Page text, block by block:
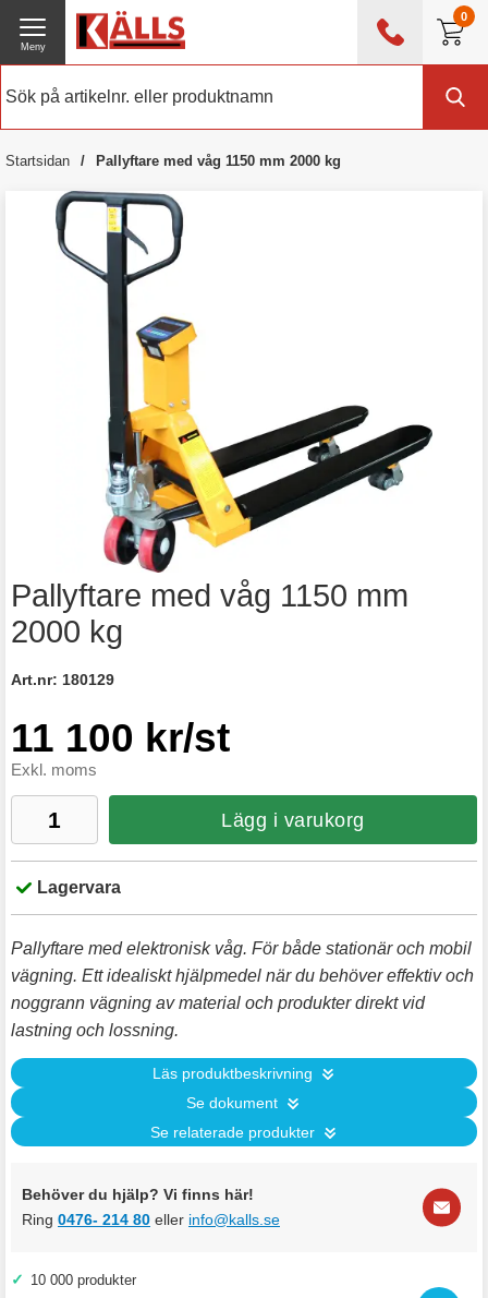
0
0476 - 214 80
Meny
Startsidan Pallyftare med våg 1150 mm 2000 kg
Pallyftare med våg 1150 mm
2000 kg
Art.nr: 180129
11 100 kr/st
Exkl. moms
Lägg i varukorg
Lagervara
Pallyftare med elektronisk våg. För både stationär och mobil
vägning. Ett idealiskt hjälpmedel när du behöver effektiv och
noggrann vägning av material och produkter direkt vid
lastning och lossning.
Läs produktbeskrivning
Se dokument
Se relaterade produkter
Behöver du hjälp? Vi finns här!
Ring 0476- 214 80 eller info@kalls.se
✓ 10 000 produkter